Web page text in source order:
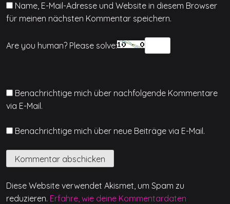
Name, E-Mail-Adresse und Website in diesem Browser
für meinen nächsten Kommentar speichern.
Are you human? Please solve:
Benachrichtige mich über nachfolgende Kommentare
via E-Mail.
Benachrichtige mich über neue Beiträge via E-Mail.
Diese Website verwendet Akismet, um Spam zu
reduzieren. Erfahre, wie deine Kommentardaten